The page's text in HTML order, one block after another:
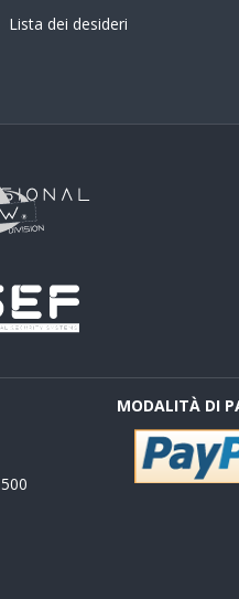
Lista dei desideri
MODALITÀ DI